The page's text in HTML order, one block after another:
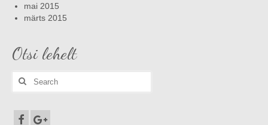
mai 2015
märts 2015
Otsi lehelt
Search